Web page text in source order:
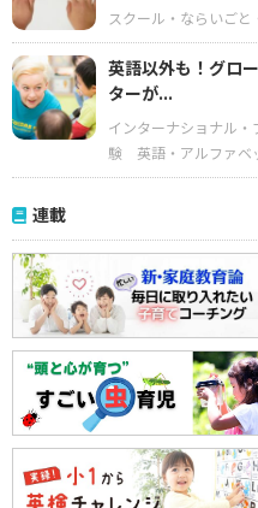
スクール・ならいごと
英語以外も！グロ
ターが...
インターナショナル・
験
英語・アルファベ
連載